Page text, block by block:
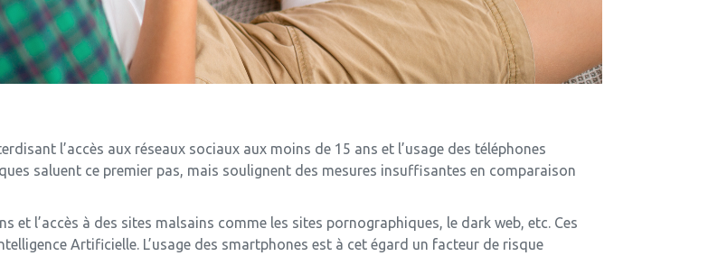
l’accès aux réseaux sociaux aux moins de 15 ans et l’usage des téléphones
saluent ce premier pas, mais soulignent des mesures insuffisantes en comparaison
et l’accès à des sites malsains comme les sites pornographiques, le dark web, etc. Ces
Artificielle. L’usage des smartphones est à cet égard un facteur de risque